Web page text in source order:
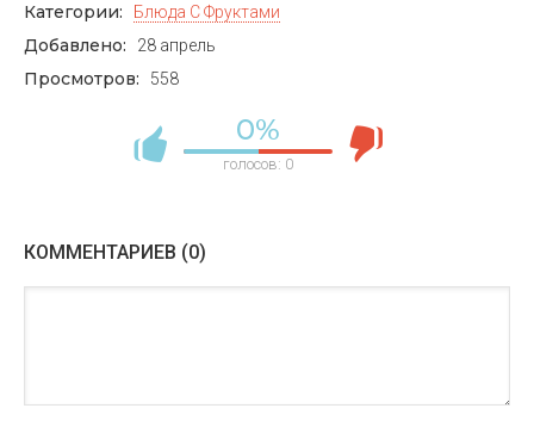
Категории: Блюда С Фруктами
Добавлено: 28 апрель
Просмотров: 558
0%
голосов: 0
КОММЕНТАРИЕВ (0)